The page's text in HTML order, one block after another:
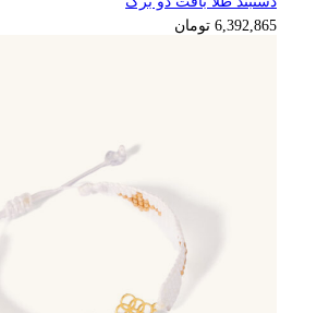
1,598,216 تومان
6,392,865 تومان